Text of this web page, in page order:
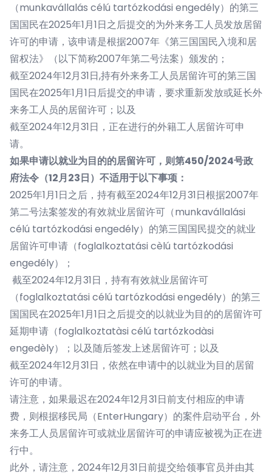
（munkavállalás célú tartózkodási engedély）的第三
国国民在2025年1月1日之后提交的为外来务工人员发放居留
许可的申请，该申请是根据2007年《第三国国民入境和居
留权法》（以下简称2007年第二号法案）颁发的；
截至2024年12月31日,持有外来务工人员居留许可的第三国
国民在2025年1月1日后提交的申请，要求重新发放或延长外
来务工人员的居留许可；以及
截至2024年12月31日，正在进行的外籍工人居留许可申
请。
如果申请以就业为目的的居留许可，则第450/2024号政
府法令（12月23日）不适用于以下事项：
2025年1月1日之后，持有截至2024年12月31日根据2007年
第二号法案签发的有效就业居留许可（munkavállalási
célú tartózkodási engedély）的第三国国民提交的就业
居留许可申请（foglalkoztatási cèlú tartózkodási
engedély）；
截至2024年12月31日，持有有效就业居留许可
（foglalkoztatási célú tartózkodási engedély）的第三
国国民在2025年1月1日之后提交的以就业为目的的居留许可
延期申请（foglalkoztatàsi célú tartózkodàsi
engedèly）；以及随后签发上述居留许可；以及
截至2024年12月31日，依然在申请中的以就业为目的居留
许可的申请。
请注意，如果最迟在2024年12月31日前支付相应的申请
费，则根据移民局（EnterHungary）的案件启动平台，外
来务工人员居留许可或就业居留许可的申请应被视为正在进
行中。
此外，请注意，2024年12月31日前提交给领事官员并由其